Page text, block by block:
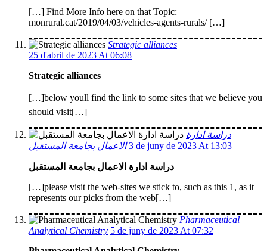
[…] Find More Info here on that Topic:
monrural.cat/2019/04/03/vehicles-agents-rurals/ […]
Strategic alliances
25 d'abril de 2023 At 06:08
Strategic alliances
[…]below youll find the link to some sites that we believe you
should visit[…]
دراسة ادارة
الاعمال بجامعة المستقبل 3 de juny de 2023 At 13:03
دراسة ادارة الاعمال بجامعة المستقبل
[…]please visit the web-sites we stick to, such as this 1, as it
represents our picks from the web[…]
Pharmaceutical
Analytical Chemistry 5 de juny de 2023 At 07:32